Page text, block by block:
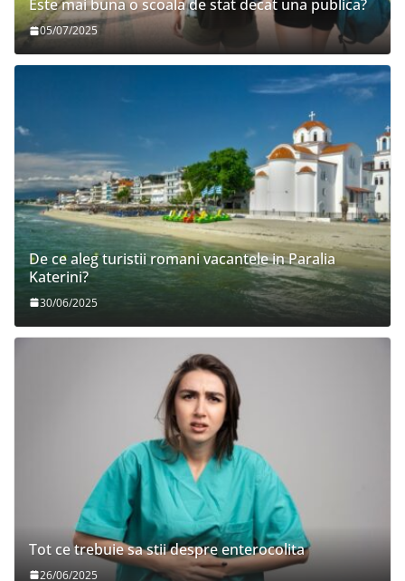
Este mai buna o scoala de stat decat una publica?
05/07/2025
De ce aleg turistii romani vacantele in Paralia
Katerini?
30/06/2025
Tot ce trebuie sa stii despre enterocolita
26/06/2025